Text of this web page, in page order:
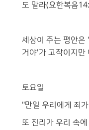
도 말라(요한복음
세상이 주는 평안은
거야'가 고작이지만
토요일
"만일 우리에게 죄
또 진리가 우리 속